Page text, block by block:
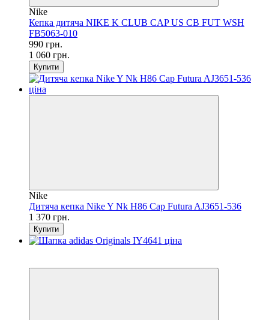
Nike
Кепка дитяча NIKE K CLUB CAP US CB FUT WSH
FB5063-010
990 грн.
1 060 грн.
Купити
Nike
Дитяча кепка Nike Y Nk H86 Cap Futura AJ3651-536
1 370 грн.
Купити